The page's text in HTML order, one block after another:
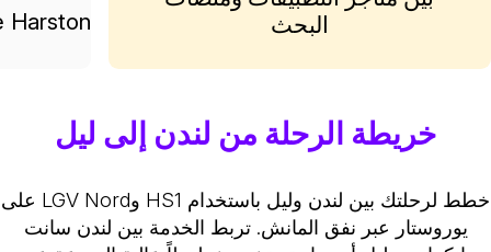
البحث
Harston
خريطة الرحلة من لندن إلى ليل
خطط لرحلتك بين لندن وليل باستخدام HS1 وLGV Nord على
يوروستار عبر نفق المانش. تربط الخدمة بين لندن سانت